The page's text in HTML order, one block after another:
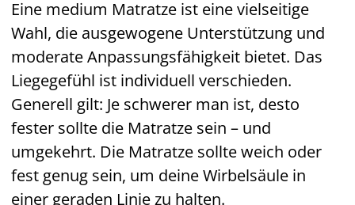
Eine medium Matratze ist eine vielseitige
Wahl, die ausgewogene Unterstützung und
moderate Anpassungsfähigkeit bietet. Das
Liegegefühl ist individuell verschieden.
Generell gilt: Je schwerer man ist, desto
fester sollte die Matratze sein – und
umgekehrt. Die Matratze sollte weich oder
fest genug sein, um deine Wirbelsäule in
einer geraden Linie zu halten.